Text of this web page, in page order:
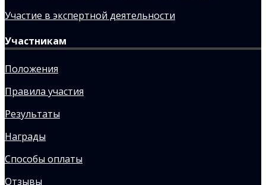
Участие в экспертной деятельности
Участникам
Положения
Правила участия
Результаты
Награды
Способы оплаты
Отзывы